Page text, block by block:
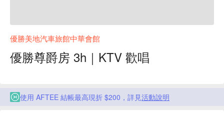
優勝美地汽車旅館中華會館
優勝尊爵房 3h｜KTV 歡唱
使用 AFTEE 結帳最高現折 $200，詳見活動說明